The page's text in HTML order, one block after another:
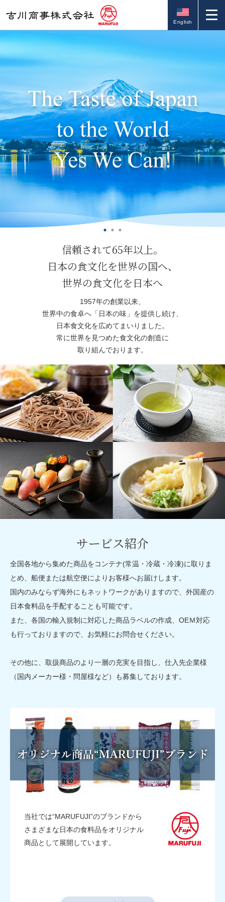
English
信頼されて65年以上。
日本の食文化を世界の国へ、
世界の食文化を日本へ
1957年の創業以来、
世界中の食卓へ「日本の味」を提供し続け、
日本食文化を広めてまいりました。
常に世界を見つめた食文化の創造に
取り組んでおります。
サービス紹介
全国各地から集めた商品をコンテナ(常温・冷蔵・冷凍)に取りま
とめ、船便または航空便によりお客様へお届けします。
国内のみならず海外にもネットワークがありますので、外国産の
日本食料品を手配することも可能です。
また、各国の輸入規制に対応した商品ラベルの作成、OEＭ対応
も行っておりますので、お気軽にお問合せください。
その他に、取扱商品のより一層の充実を目指し、仕入先企業様
（国内メーカー様・問屋様など）も募集しております。
当社では“MARUFUJI”のブランドから
さまざまな日本の食料品をオリジナル
商品として展開しています。